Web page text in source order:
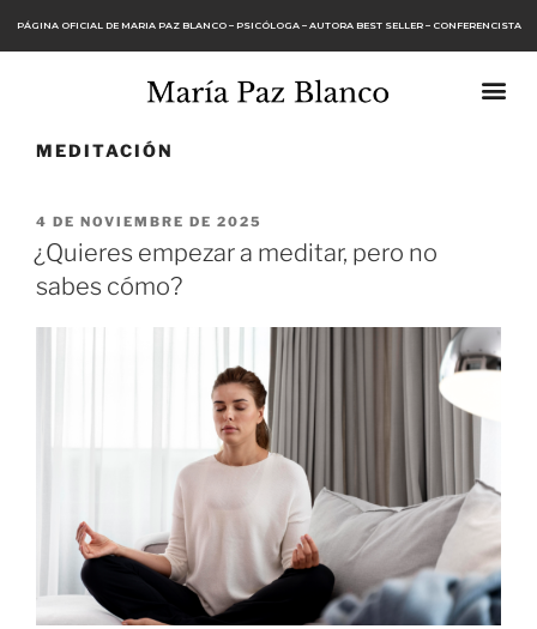
PÁGINA OFICIAL DE MARIA PAZ BLANCO – PSICÓLOGA – AUTORA BEST SELLER – CONFERENCISTA
MEDITACIÓN
4 DE NOVIEMBRE DE 2025
¿Quieres empezar a meditar, pero no
sabes cómo?